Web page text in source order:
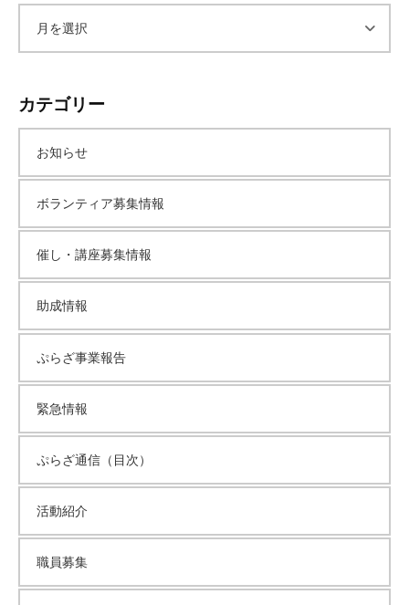
カ
イ
ブ
カテゴリー
お知らせ
ボランティア募集情報
催し・講座募集情報
助成情報
ぷらざ事業報告
緊急情報
ぷらざ通信（目次）
活動紹介
職員募集